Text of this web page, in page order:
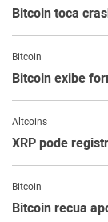
Bitcoin toca
Bitcoin
Bitcoin exibe
Altcoins
XRP pode
Bitcoin
Bitcoin recua